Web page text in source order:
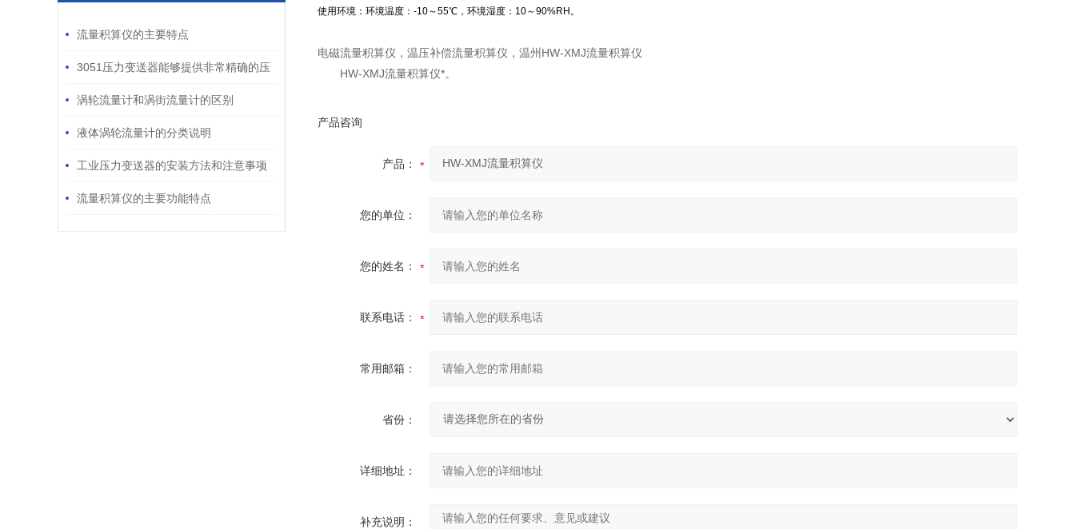
流量积算仪的主要特点
3051压力变送器能够提供非常精确的压
力测量
涡轮流量计和涡街流量计的区别
液体涡轮流量计的分类说明
工业压力变送器的安装方法和注意事项
说明流量积算仪的主要功能特点
使用环境：环境温度：-10～55℃，环境湿度：10～90%RH。
电磁流量积算仪，温压补偿流量积算仪，温州HW-XMJ流量积算仪
HW-XMJ流量积算仪*。
产品咨询
产品：
您的单位：
您的姓名：
联系电话：
常用邮箱：
省份：
详细地址：
补充说明：